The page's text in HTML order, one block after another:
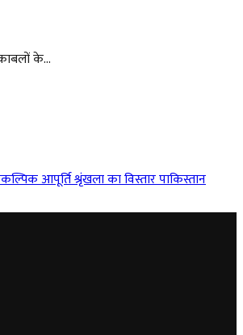
के...
आपूर्ति श्रृंखला का विस्तारपाकिस्तान